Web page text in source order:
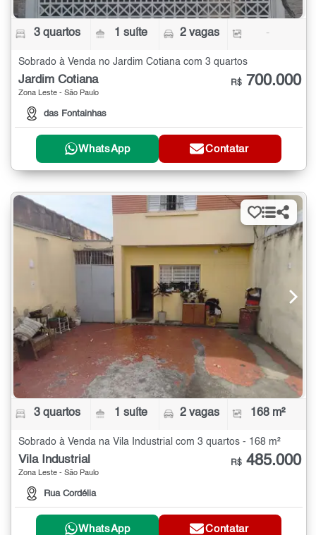
3 quartos 1 suíte 2 vagas -
Sobrado à Venda no Jardim Cotiana com 3 quartos
Jardim Cotiana
Zona Leste - São Paulo
das Fontainhas
R$ 700.000
WhatsApp Contatar
3 quartos 1 suíte 2 vagas 168 m²
Sobrado à Venda na Vila Industrial com 3 quartos - 168 m²
Vila Industrial
Zona Leste - São Paulo
Rua Cordélia
R$ 485.000
WhatsApp Contatar